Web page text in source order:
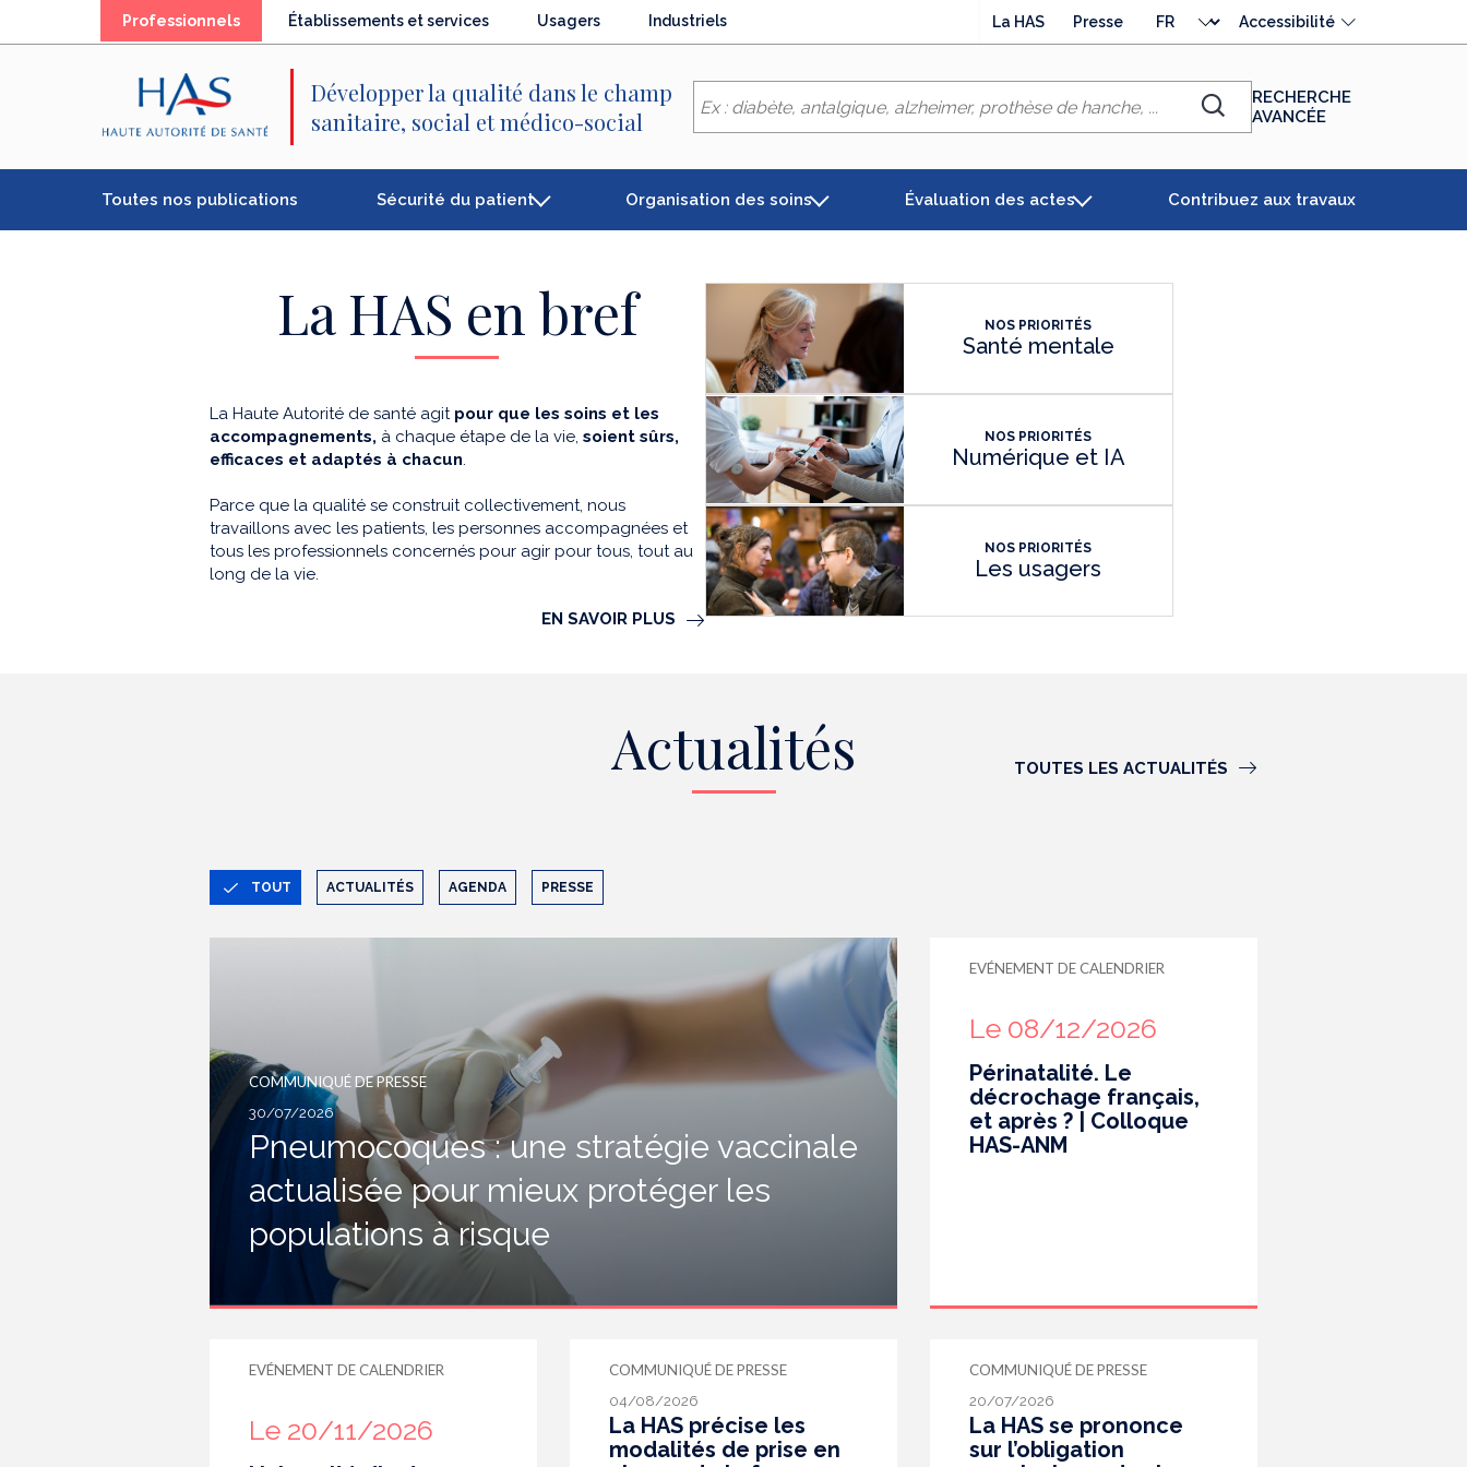
Professionnels(élémentÉtablissements et services Usagers Industriels La HAS Presse
langue
Accessibilité
Développer la qualité dans le champ
sanitaire, social et médico-social
Chercher
RECHERCHE
AVANCÉE
Toutes nos publications Sécurité du patient Organisation des soins Évaluation des actes Contribuez aux travaux
La HAS en bref
La Haute Autorité de santé agit pour que les soins et les
accompagnements, à chaque étape de la vie, soient sûrs,
efficaces et adaptés à chacun.
Parce que la qualité se construit collectivement, nous
travaillons avec les patients, les personnes accompagnées et
tous les professionnels concernés pour agir pour tous, tout au
long de la vie.
EN SAVOIR PLUS
NOS PRIORITÉS
Santé mentale
NOS PRIORITÉS
Numérique et IA
NOS PRIORITÉS
Les usagers
Actualités TOUTES LES ACTUALITÉS
TOUT ACTUALITÉS AGENDA PRESSE
COMMUNIQUÉ DE PRESSE
30/07/2026
Pneumocoques : une stratégie vaccinale
actualisée pour mieux protéger les
populations à risque
EVÉNEMENT DE CALENDRIER
Le 08/12/2026
Périnatalité. Le
décrochage français,
et après ? | Colloque
HAS-ANM
EVÉNEMENT DE CALENDRIER
Le 20/11/2026
COMMUNIQUÉ DE PRESSE
04/08/2026
La HAS précise les
modalités de prise en
COMMUNIQUÉ DE PRESSE
20/07/2026
La HAS se prononce
sur l’obligation